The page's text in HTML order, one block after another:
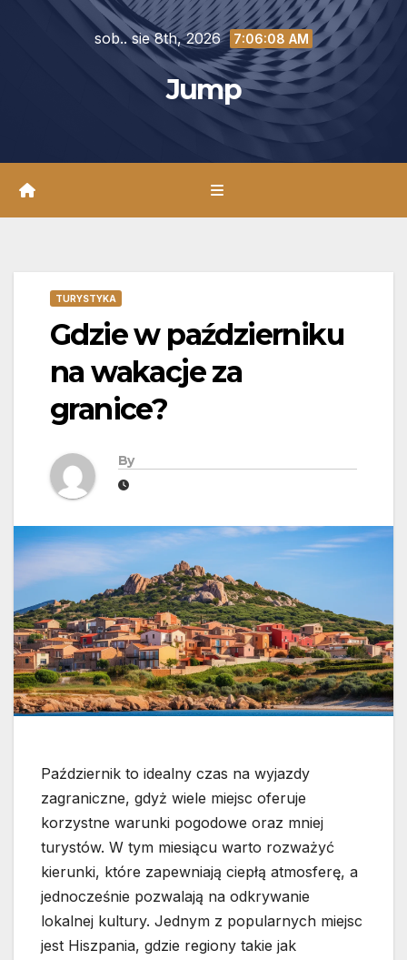
sob.. sie 8th, 2026 7:06:10 AM
Jump
TURYSTYKA
Gdzie w październiku
na wakacje za
granice?
By
Październik to idealny czas na wyjazdy
zagraniczne, gdyż wiele miejsc oferuje
korzystne warunki pogodowe oraz mniej
turystów. W tym miesiącu warto rozważyć
kierunki, które zapewniają ciepłą atmosferę, a
jednocześnie pozwalają na odkrywanie
lokalnej kultury. Jednym z popularnych miejsc
jest Hiszpania, gdzie regiony takie jak